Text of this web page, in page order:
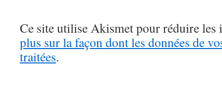
Ce site utilise Akismet pour réduire les
plus sur la façon dont les données de
traitées.